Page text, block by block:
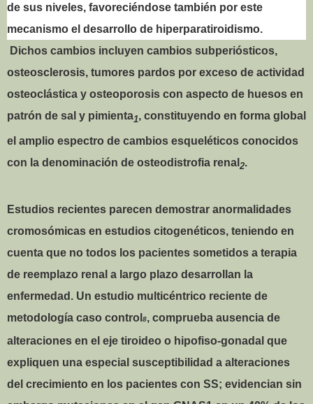
de sus niveles, favoreciéndose también por este
mecanismo el desarrollo de hiperparatiroidismo.
Dichos cambios incluyen cambios subperiósticos,
osteosclerosis, tumores pardos por exceso de actividad
osteoclástica y osteoporosis con aspecto de huesos en
patrón de sal y pimienta1, constituyendo en forma global
el amplio espectro de cambios esqueléticos conocidos
con la denominación de osteodistrofia renal 2.
Estudios recientes parecen demostrar anormalidades
cromosómicas en estudios citogenéticos, teniendo en
cuenta que no todos los pacientes sometidos a terapia
de reemplazo renal a largo plazo desarrollan la
enfermedad. Un estudio multicéntrico reciente de
metodología caso control 8, comprueba ausencia de
alteraciones en el eje tiroideo o hipofiso-gonadal que
expliquen una especial susceptibilidad a alteraciones
del crecimiento en los pacientes con SS; evidencian sin